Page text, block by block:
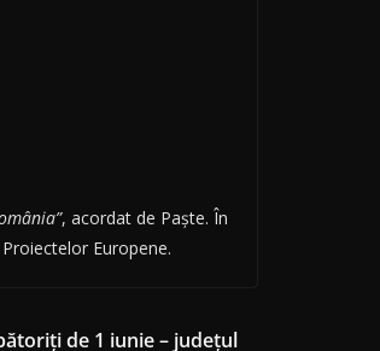
, acordat de Paște. În
Europene.
de 1 iunie – județul